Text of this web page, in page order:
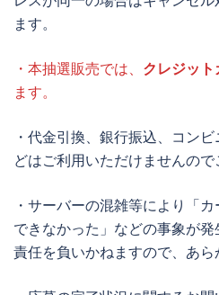
ます。
・本抽選販売では、 クレジッ
ます。
・代金引換、銀行振込、コン
どはご利用いただけませんので
・サーバーの混雑等により「
できなかった」などの事象が
責任を負いかねますので、あら